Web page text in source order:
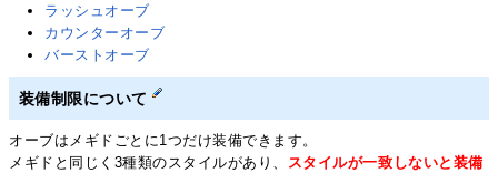
ラッシュオーブ
カウンターオーブ
バーストオーブ
装備制限について
オーブはメギドごとに1つだけ装備できます。
メギドと同じく3種類のスタイルがあり、 スタイルが一致しないと装備